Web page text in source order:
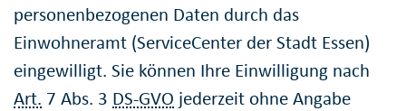
personenbezogenen Daten durch das
Einwohneramt (ServiceCenter der Stadt Essen)
eingewilligt. Sie können Ihre Einwilligung nach
Art. 7 Abs. 3 DS-GVO jederzeit ohne Angabe